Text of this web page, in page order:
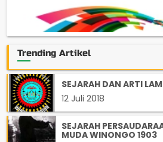
Trending Artikel
SEJARAH DAN ARTI
12 Juli 2018
SEJARAH
MUDA WINONGO 1903